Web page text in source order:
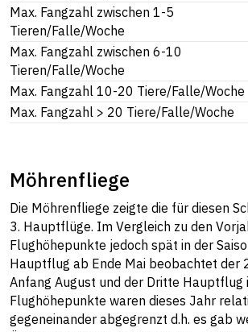
Max. Fangzahl zwischen 1-5
Tieren/Falle/Woche
Max. Fangzahl zwischen 6-10
Tieren/Falle/Woche
Max. Fangzahl 10-20 Tiere/Falle/Woche
Max. Fangzahl > 20 Tiere/Falle/Woche
Möhrenfliege
Die Möhrenfliege zeigte die für diesen
3. Hauptflüge. Im Vergleich zu den
Flughöhepunkte jedoch spät in der
Hauptflug ab Ende Mai beobachtet der
Anfang August und der Dritte Hauptflug
Flughöhepunkte waren dieses Jahr
gegeneinander abgegrenzt d.h. es gab